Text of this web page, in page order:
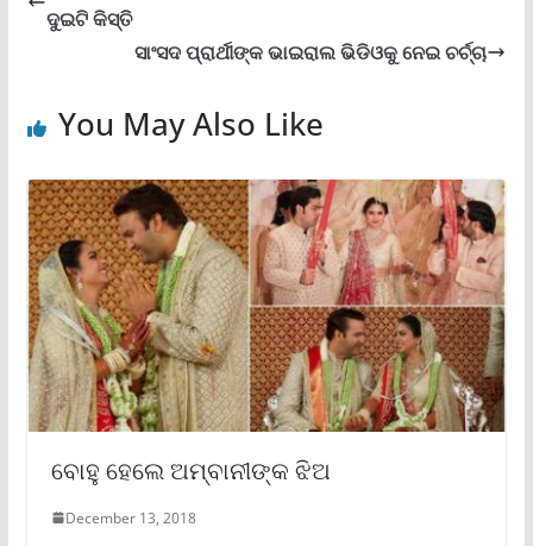
ଦୁଇଟି କିସ୍ତି
ସାଂସଦ ପ୍ରାର୍ଥୀଙ୍କ ଭାଇରାଲ ଭିଡିଓକୁ ନେଇ ଚର୍ଚ୍ଚା
You May Also Like
ବୋହୁ ହେଲେ ଅମ୍ବାନୀଙ୍କ ଝିଅ
December 13, 2018